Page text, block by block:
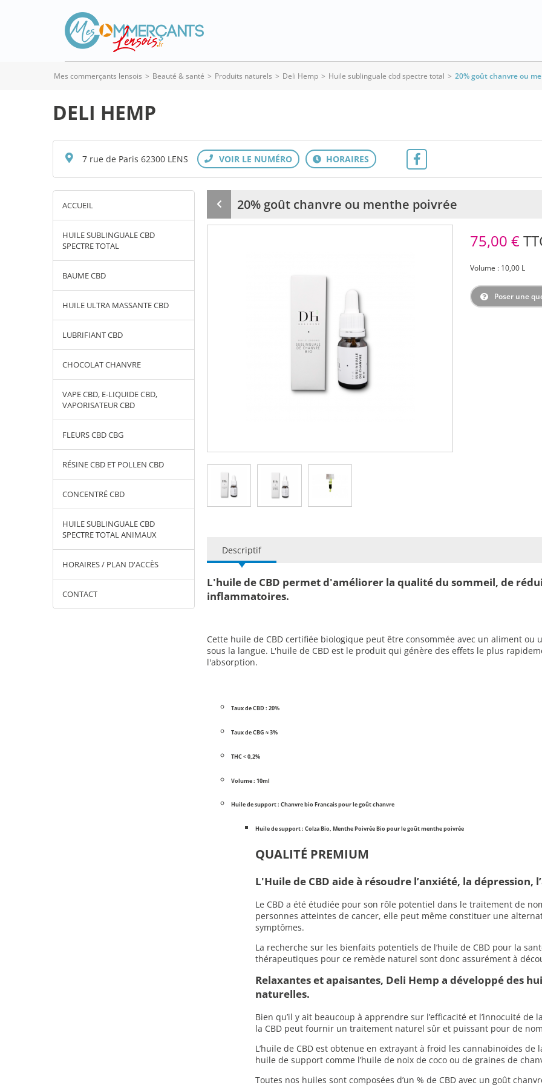
Mes commerçants lensois > Beauté & santé > Produits naturels > Deli Hemp > Huile sublinguale cbd spectre total > 20% goût chanvre ou
DELI HEMP
7 rue de Paris 62300 LENS
ACCUEIL
HUILE SUBLINGUALE CBD
SPECTRE TOTAL
BAUME CBD
HUILE ULTRA MASSANTE CBD
LUBRIFIANT CBD
CHOCOLAT CHANVRE
VAPE CBD, E-LIQUIDE CBD,
VAPORISATEUR CBD
FLEURS CBD CBG
RÉSINE CBD ET POLLEN CBD
CONCENTRÉ CBD
HUILE SUBLINGUALE CBD
SPECTRE TOTAL ANIMAUX
HORAIRES / PLAN D'ACCÈS
CONTACT
Produit
précédent
20% goût chanvre ou menthe poivrée
75,00 €
Volume : 10,00 L
Poser une
Descriptif
L'huile de CBD permet d'améliorer la qualité du sommeil, de
inflammatoires.
Cette huile de CBD certifiée biologique peut être consommée avec un aliment
sous la langue. L'huile de CBD est le produit qui génère des effets le plus
l'absorption.
Taux de CBD : 20%
Taux de CBG ≈ 3%
THC < 0,2%
Volume : 10ml
Huile de support : Chanvre bio Francais pour le goût chanvre
Huile de support : Colza Bio, Menthe Poivrée Bio pour le goût menthe poivrée
QUALITÉ PREMIUM
L'Huile de CBD aide à résoudre l’anxiété, la dépression,
Le CBD a été étudiée pour son rôle potentiel dans le traitement de
personnes atteintes de cancer, elle peut même constituer une
symptômes.
La recherche sur les bienfaits potentiels de l’huile de CBD pour la
thérapeutiques pour ce remède naturel sont donc assurément à
Relaxantes et apaisantes, Deli Hemp a développé des
naturelles.
Bien qu’il y ait beaucoup à apprendre sur l’efficacité et l’innocuité de
la CBD peut fournir un traitement naturel sûr et puissant pour de
L’huile de CBD est obtenue en extrayant à froid les cannabinoïdes
huile de support comme l’huile de noix de coco ou de graines de
Toutes nos huiles sont composées d’un % de CBD avec un goût